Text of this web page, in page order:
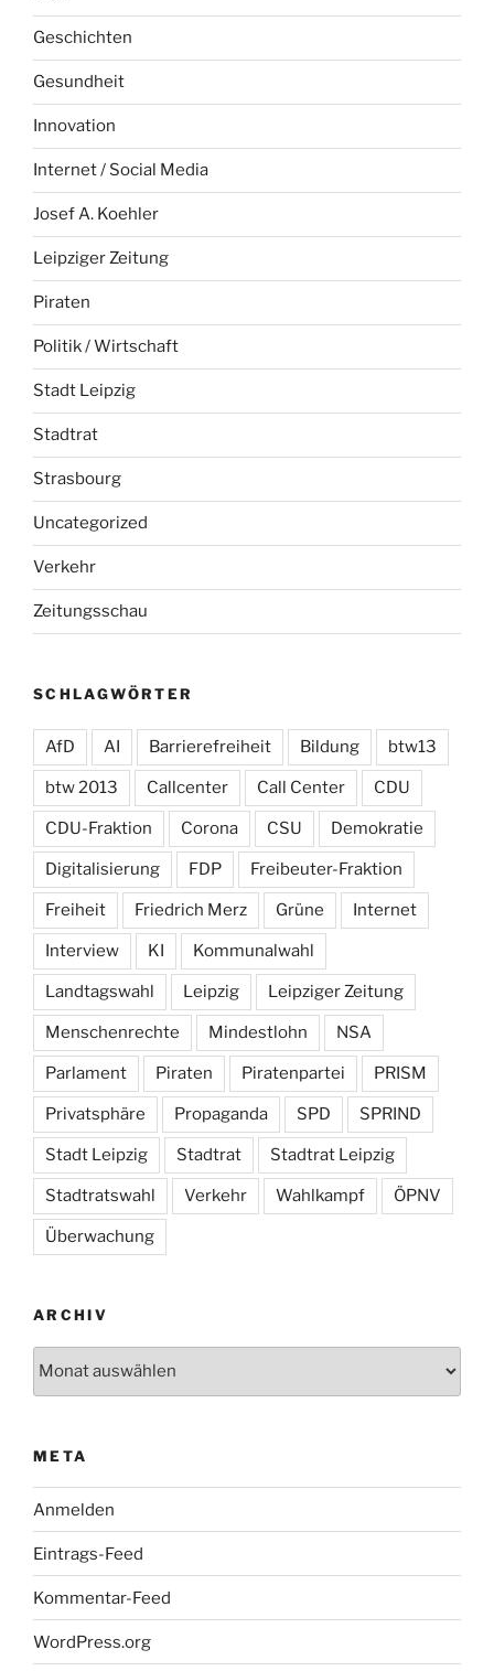
Geschichten
Gesundheit
Innovation
Internet / Social Media
Josef A. Koehler
Leipziger Zeitung
Piraten
Politik / Wirtschaft
Stadt Leipzig
Stadtrat
Strasbourg
Uncategorized
Verkehr
Zeitungsschau
SCHLAGWÖRTER
AfD AI Barrierefreiheit Bildung btw13
btw 2013 Callcenter Call Center CDU
CDU-Fraktion Corona CSU Demokratie
Digitalisierung FDP Freibeuter-Fraktion
Freiheit Friedrich Merz Grüne Internet
Interview KI Kommunalwahl
Landtagswahl Leipzig Leipziger Zeitung
Menschenrechte Mindestlohn NSA
Parlament Piraten Piratenpartei PRISM
Privatsphäre Propaganda SPD SPRIND
Stadt Leipzig Stadtrat Stadtrat Leipzig
Stadtratswahl Verkehr Wahlkampf ÖPNV
Überwachung
ARCHIV
META
Anmelden
Eintrags-Feed
Kommentar-Feed
WordPress.org